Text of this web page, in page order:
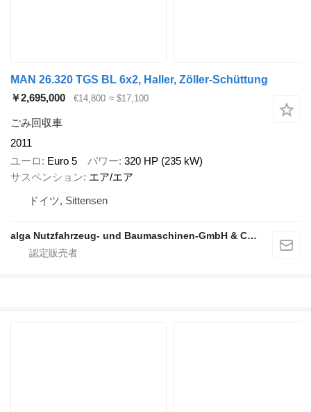
MAN 26.320 TGS BL 6x2, Haller, Zöller-Schüttung
￥2,695,000
€14,800 ≈ $17,100
ごみ回収車
2011
ユーロ
Euro 5 パワー 320 HP (235 kW)
サスペンション エア/エア
ドイツ, Sittensen
alga Nutzfahrzeug- und Baumaschinen-GmbH & Co. KG